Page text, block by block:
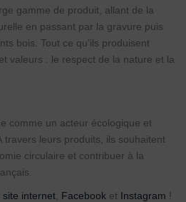
gamme de produit, allant de la
en passant par la gravure puis
bois. Tout ce qu’ils produisent
valeurs : le respect de la nature et la
comme un acteur écologique et
travers leurs produits, ils souhaitent
circulaire et contribuer à la
site internet Facebook et Instagram !